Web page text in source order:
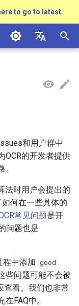
to go to latest.
한국인
向分类器
息提取
调
模型
OCR
CTC Loss
作
模型推理参数
训练
隆
复
息提取
字识别
证识别
对
和用户群中
OCR的开发者提供
法时用户会提出的
何在一些具体的
常见问题是开
问题也是
程中添加 good
些问题可能不会被
查看。我们也非常
FAQ中。